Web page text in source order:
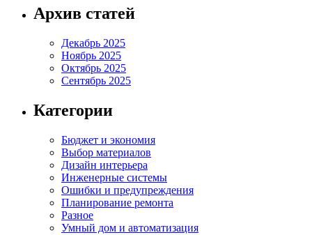
Архив статей
Декабрь 2025
Ноябрь 2025
Октябрь 2025
Сентябрь 2025
Категории
Бюджет и экономия
Выбор материалов
Дизайн интерьера
Инженерные системы
Ошибки и предупреждения
Планирование ремонта
Разное
Умный дом и автоматизация